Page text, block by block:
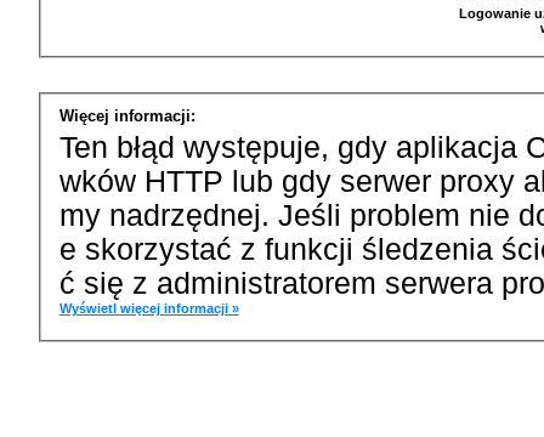
Logowanie
Więcej informacji:
Ten błąd występuje, gdy aplikacja
wków HTTP lub gdy serwer proxy
my nadrzędnej. Jeśli problem nie
e skorzystać z funkcji śledzenia
ć się z administratorem serwera
Wyświetl więcej informacji »